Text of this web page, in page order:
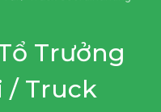
Trưởng
/ Truck